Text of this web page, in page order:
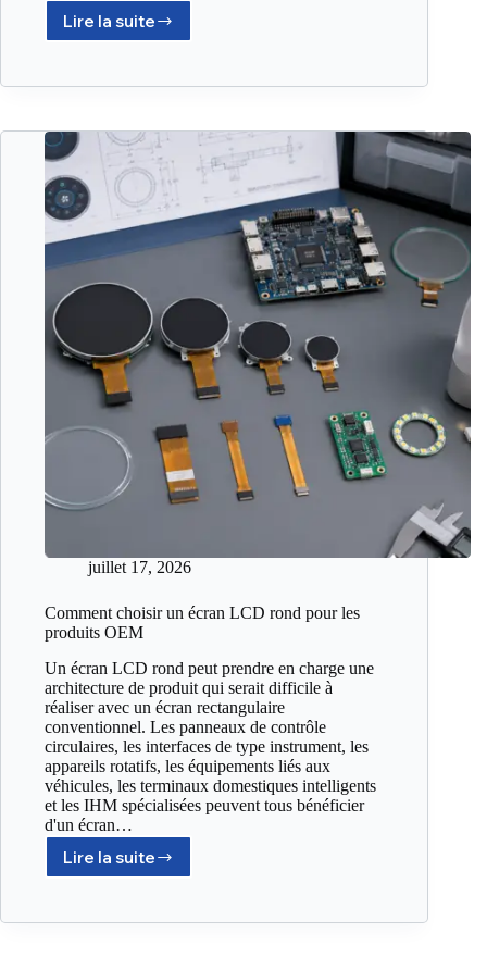
Lire la suite
juillet 17, 2026
Comment choisir un écran LCD rond pour les
produits OEM
Un écran LCD rond peut prendre en charge une
architecture de produit qui serait difficile à
réaliser avec un écran rectangulaire
conventionnel. Les panneaux de contrôle
circulaires, les interfaces de type instrument, les
appareils rotatifs, les équipements liés aux
véhicules, les terminaux domestiques intelligents
et les IHM spécialisées peuvent tous bénéficier
d'un écran…
Lire la suite